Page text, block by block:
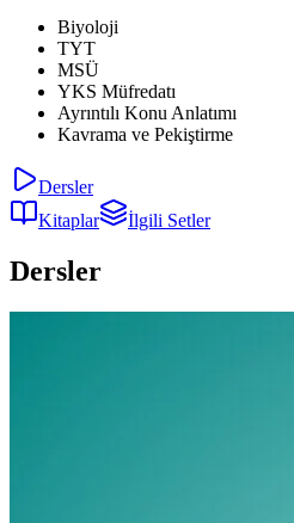
Biyoloji
TYT
MSÜ
YKS Müfredatı
Ayrıntılı Konu Anlatımı
Kavrama ve Pekiştirme
Dersler
Kitaplar
İlgili Setler
Dersler